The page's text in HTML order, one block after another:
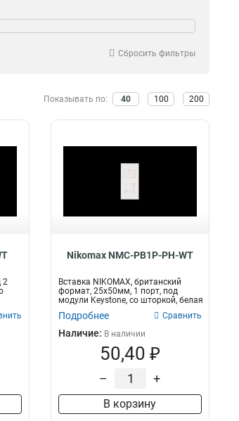
Да 5
Сбросить фильтры
Показывать по: 40 100 200
2
Nikomax NMC-PB1P-PH-WT
Вставка NIKOMAX, британский
формат, 25x50мм, 1 порт, под
модули Keystone, со шторкой, белая
Подробнее Сравнить
Наличие: В наличии
50,40 ₽
– +
В корзину